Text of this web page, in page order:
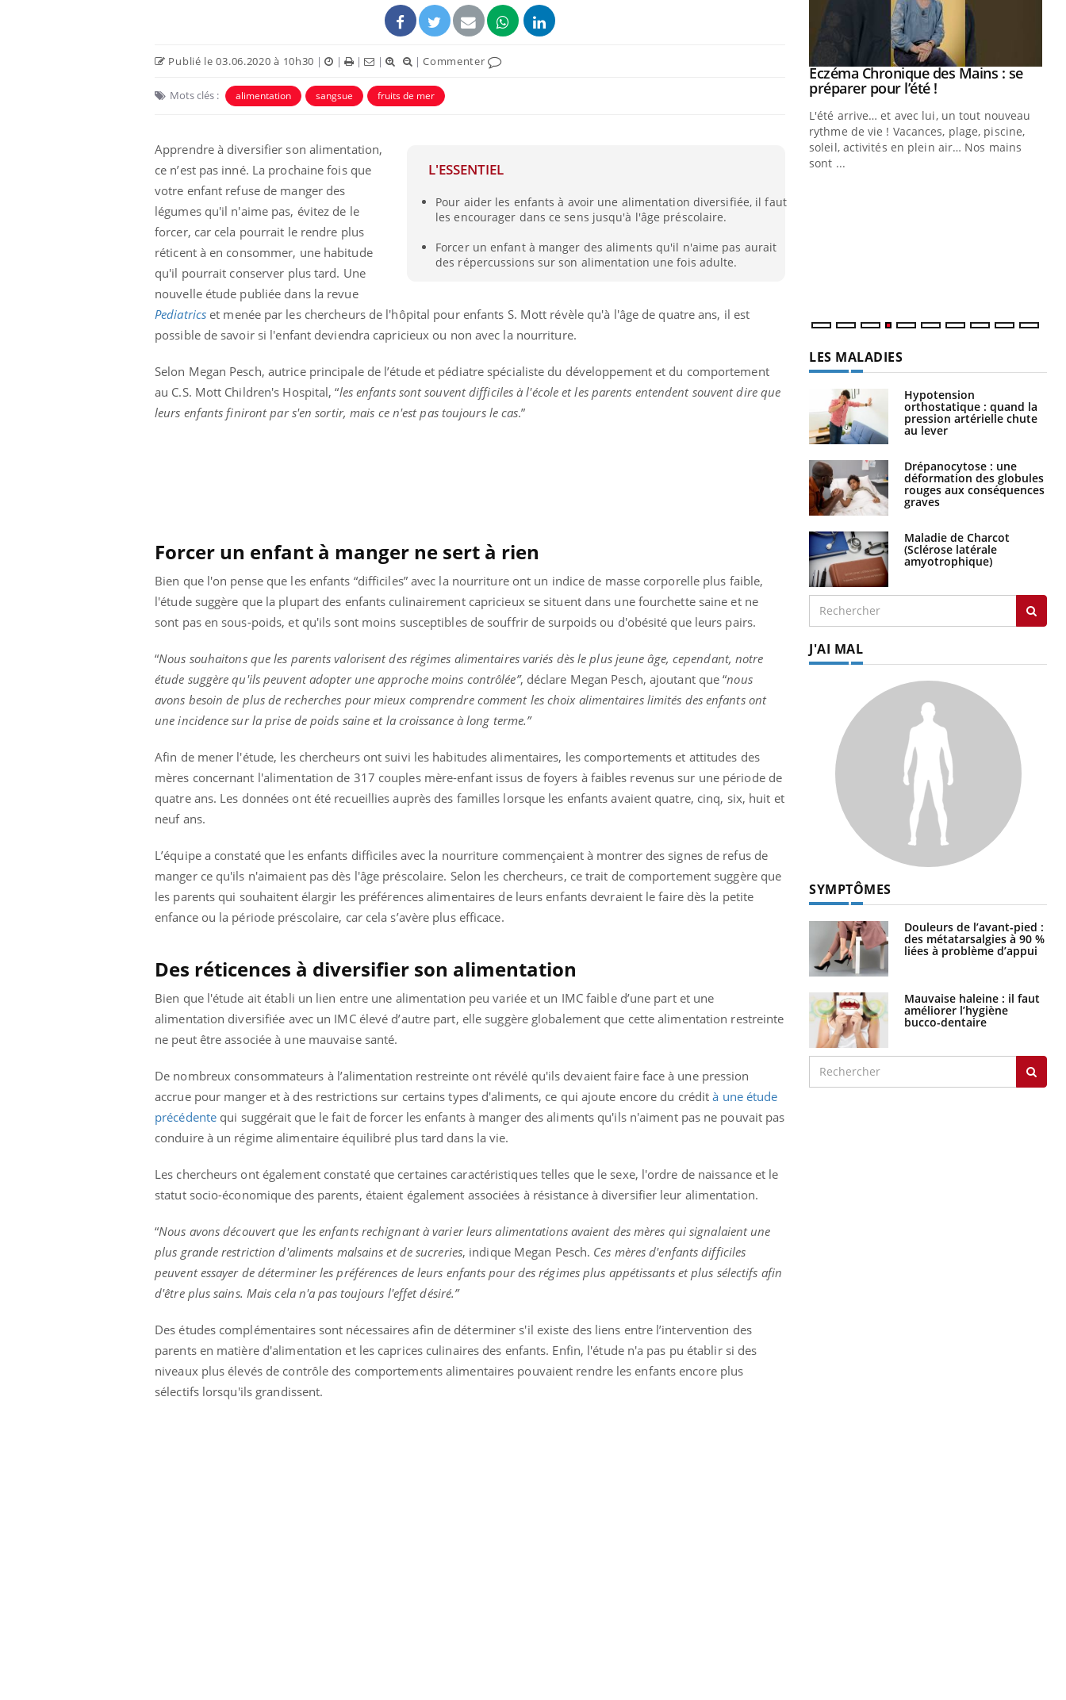
Publié le 03.06.2020 à 10h30 | | | | |Commenter
Mots clés : alimentation sangsue fruits de mer
L'ESSENTIEL
Pour aider les enfants à avoir une alimentation diversifiée, il faut
les encourager dans ce sens jusqu'à l'âge préscolaire.
Forcer un enfant à manger des aliments qu'il n'aime pas aurait
des répercussions sur son alimentation une fois adulte.
Apprendre à diversifier son alimentation,
ce n’est pas inné. La prochaine fois que
votre enfant refuse de manger des
légumes qu'il n'aime pas, évitez de le
forcer, car cela pourrait le rendre plus
réticent à en consommer, une habitude
qu'il pourrait conserver plus tard. Une
nouvelle étude publiée dans la revue
Pediatrics et menée par les chercheurs de l'hôpital pour enfants S. Mott révèle qu'à l'âge de quatre ans, il est
possible de savoir si l'enfant deviendra capricieux ou non avec la nourriture.
Selon Megan Pesch, autrice principale de l’étude et pédiatre spécialiste du développement et du comportement
au C.S. Mott Children's Hospital, “les enfants sont souvent difficiles à l'école et les parents entendent souvent dire que
leurs enfants finiront par s'en sortir, mais ce n'est pas toujours le cas.”
Forcer un enfant à manger ne sert à rien
Bien que l'on pense que les enfants “difficiles” avec la nourriture ont un indice de masse corporelle plus faible,
l'étude suggère que la plupart des enfants culinairement capricieux se situent dans une fourchette saine et ne
sont pas en sous-poids, et qu'ils sont moins susceptibles de souffrir de surpoids ou d'obésité que leurs pairs.
“Nous souhaitons que les parents valorisent des régimes alimentaires variés dès le plus jeune âge, cependant, notre
étude suggère qu'ils peuvent adopter une approche moins contrôlée”, déclare Megan Pesch, ajoutant que “nous
avons besoin de plus de recherches pour mieux comprendre comment les choix alimentaires limités des enfants ont
une incidence sur la prise de poids saine et la croissance à long terme.”
Afin de mener l'étude, les chercheurs ont suivi les habitudes alimentaires, les comportements et attitudes des
mères concernant l'alimentation de 317 couples mère-enfant issus de foyers à faibles revenus sur une période de
quatre ans. Les données ont été recueillies auprès des familles lorsque les enfants avaient quatre, cinq, six, huit et
neuf ans.
L’équipe a constaté que les enfants difficiles avec la nourriture commençaient à montrer des signes de refus de
manger ce qu'ils n'aimaient pas dès l'âge préscolaire. Selon les chercheurs, ce trait de comportement suggère que
les parents qui souhaitent élargir les préférences alimentaires de leurs enfants devraient le faire dès la petite
enfance ou la période préscolaire, car cela s’avère plus efficace.
Des réticences à diversifier son alimentation
Bien que l'étude ait établi un lien entre une alimentation peu variée et un IMC faible d’une part et une
alimentation diversifiée avec un IMC élevé d’autre part, elle suggère globalement que cette alimentation restreinte
ne peut être associée à une mauvaise santé.
De nombreux consommateurs à l’alimentation restreinte ont révélé qu'ils devaient faire face à une pression
accrue pour manger et à des restrictions sur certains types d'aliments, ce qui ajoute encore du crédità une étude
précédente qui suggérait que le fait de forcer les enfants à manger des aliments qu'ils n'aiment pas ne pouvait pas
conduire à un régime alimentaire équilibré plus tard dans la vie.
Les chercheurs ont également constaté que certaines caractéristiques telles que le sexe, l'ordre de naissance et le
statut socio-économique des parents, étaient également associées à résistance à diversifier leur alimentation.
“Nous avons découvert que les enfants rechignant à varier leurs alimentations avaient des mères qui signalaient une
plus grande restriction d'aliments malsains et de sucreries, indique Megan Pesch. Ces mères d'enfants difficiles
peuvent essayer de déterminer les préférences de leurs enfants pour des régimes plus appétissants et plus sélectifs afin
d'être plus sains. Mais cela n'a pas toujours l'effet désiré.”
Des études complémentaires sont nécessaires afin de déterminer s'il existe des liens entre l’intervention des
parents en matière d'alimentation et les caprices culinaires des enfants. Enfin, l'étude n'a pas pu établir si des
niveaux plus élevés de contrôle des comportements alimentaires pouvaient rendre les enfants encore plus
sélectifs lorsqu'ils grandissent.
expliquer ma maladieYoutube
questions sur la maladie d'un proche c'est
Carence en fer : comprendre pour
prévenirYoutube
carence en fer sont multiples ce qui la rend
...
Youtube
Eczéma Chronique des Mains : se
préparer pour l’été !Youtube
L'été arrive… et avec lui, un tout nouveau
rythme de vie ! Vacances, plage, piscine,
soleil, activités en plein air… Nos mains
sont ...
LES MALADIES
Hypotension
orthostatique : quand la
pression artérielle chute
au lever
Drépanocytose : une
déformation des globules
rouges aux conséquences
graves
Maladie de Charcot
(Sclérose latérale
amyotrophique)
J'AI MAL
SYMPTÔMES
Douleurs de l’avant-pied :
des métatarsalgies à 90 %
liées à problème d’appui
Mauvaise haleine : il faut
améliorer l’hygiène
bucco-dentaire